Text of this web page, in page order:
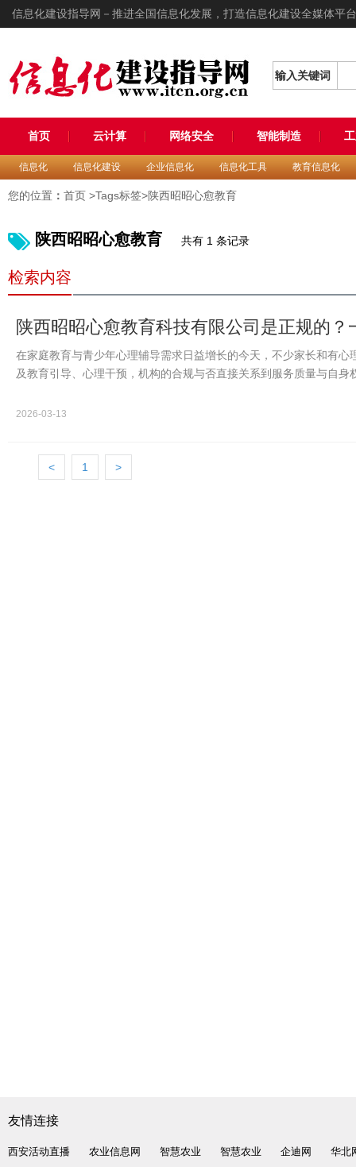
信息化建设指导网－推进全国信息化发展，打造信息化建设全媒体平台
输入关键词
首页 云计算 网络安全 智能制造
信息化 信息化建设 企业信息化 信息化工具 教育信息化
您的位置 ： 首页 >Tags标签>陕西昭昭心愈教育
陕西昭昭心愈教育 共有 1 条记录
检索内容
陕西昭昭心愈教育科技有限公司是正规的
在家庭教育与青少年心理辅导需求日益增长的今天，不少家长和有
及教育引导、心理干预，机构的合规与否直接关系到服务质量与自
2026-03-13
< 1 >
友情连接
西安活动直播 农业信息网 智慧农业 智慧农业 企迪网 华北